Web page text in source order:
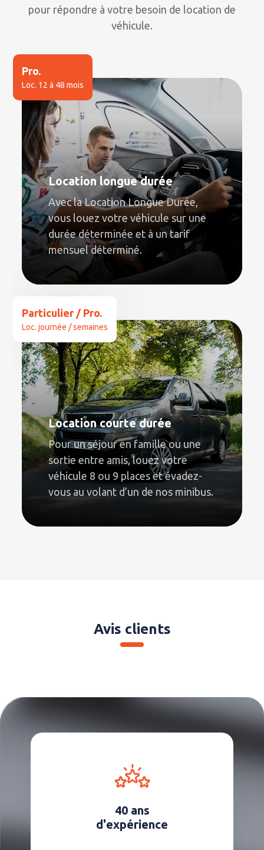
pour répondre à votre besoin de location de
véhicule.
Location longue durée
Avec la Location Longue Durée,
vous louez votre véhicule sur une
durée déterminée et à un tarif
mensuel déterminé.
Pro.
Loc. 12 à 48 mois
Location courte durée
Pour un séjour en famille ou une
sortie entre amis, louez votre
véhicule 8 ou 9 places et évadez-
vous au volant d’un de nos minibus.
Particulier / Pro.
Loc. journée / semaines
Avis clients
40 ans
d'expérience